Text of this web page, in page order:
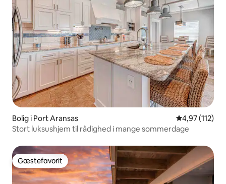
Bolig i Port Aransas 4,97 ud af 5 i
4,97 (112)
Stort luksushjem til rådighed i mange sommerdage
Gæstefavorit
Gæstefavorit